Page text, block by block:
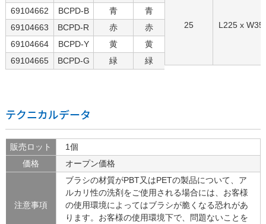
69104662
BCPD-B 青
青
69104663
BCPD-R 赤
赤
69104664
BCPD-Y 黄
黄
69104665
BCPD-G 緑 緑
25 L225 x W35
テクニカルデータ
販売ロット
1個
価格
オープン価格
注意事項
ブラシの材質がPBT又はPETの製品について、ア
ルカリ性の洗剤をご使用される場合には、お客様
の使用環境によってはブラシが脆くなる恐れがあ
ります。お客様の使用環境下で、問題ないことを